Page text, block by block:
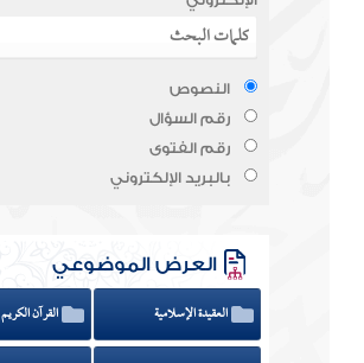
النصوص
رقم السؤال
رقم الفتوى
بالبريد الإلكتروني
العرض الموضوعي
العقيدة الإسلامية القرآن الكريم